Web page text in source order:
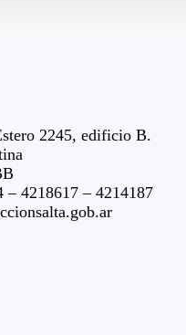
2245, edificio B.
– 4218617 – 4214187